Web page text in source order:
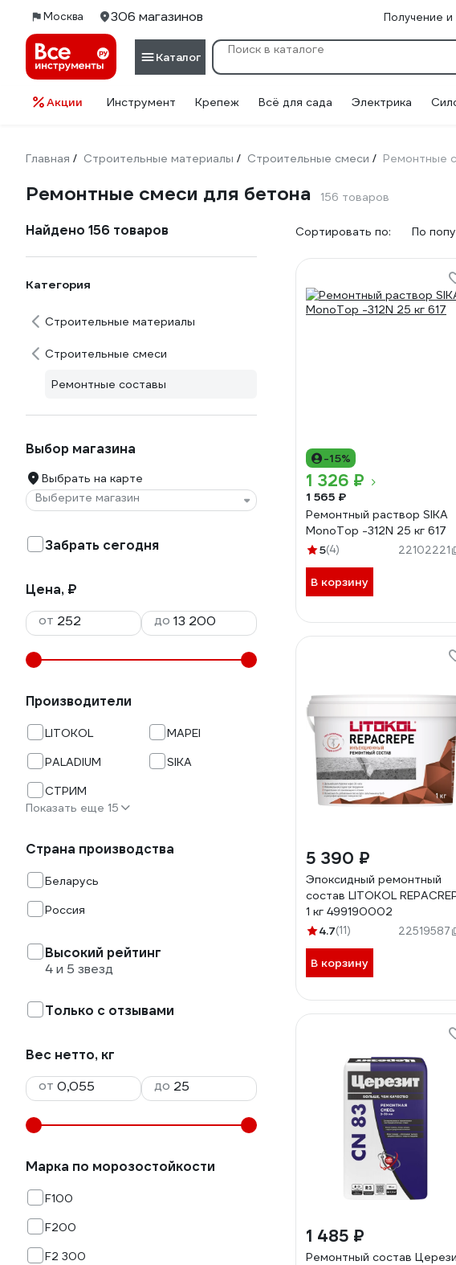
Москва 306 магазинов Получение и
Каталог
Акции Инструмент Крепеж Всё для сада Электрика
Главная / Строительные материалы / Строительные смеси / Ремонтные
Ремонтные смеси для бетона 156 товаров
Найдено 156 товаров
Категория
Строительные материалы
Строительные смеси
Ремонтные составы
Выбор магазина
Выбрать на карте
Выберите магазин
Забрать сегодня
Цена, ₽
от
до
Производители
LITOKOL
MAPEI
PALADIUM
SIKA
СТРИМ
Показать еще 15
Страна производства
Беларусь
Россия
Высокий рейтинг
4 и 5 звезд
Только с отзывами
Вес нетто, кг
от
до
Марка по морозостойкости
F100
F200
F2 300
Сортировать по: По
-15%
1 326 ₽
1 565 ₽
Ремонтный раствор SIKA
MonoTop -312N 25 кг 617
5(4) 22102221
В корзину
5 390 ₽
Эпоксидный ремонтный
состав LITOKOL
1 кг 499190002
4.7(11) 22519587
В корзину
1 485 ₽
Ремонтный состав